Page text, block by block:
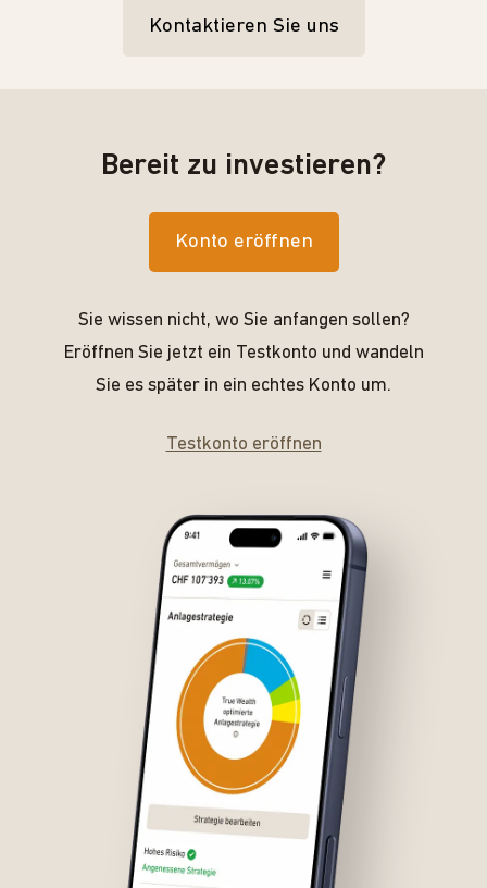
Kontaktieren Sie uns
Bereit zu investieren?
Konto eröffnen
Sie wissen nicht, wo Sie anfangen sollen?
Eröffnen Sie jetzt ein Testkonto und wandeln
Sie es später in ein echtes Konto um.
Testkonto eröffnen